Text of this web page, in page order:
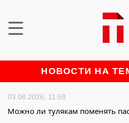
НОВОСТИ НА
03.08.2026, 11:58
Можно ли тулякам поменять